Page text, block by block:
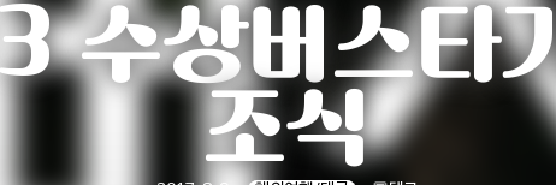
수상버스타
조식